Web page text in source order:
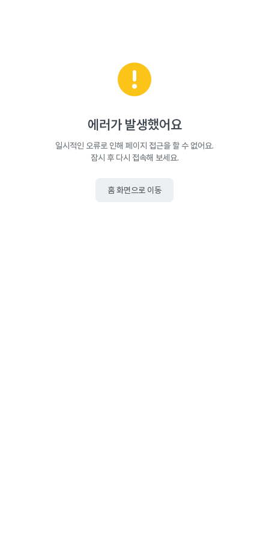
에러가 발생했어요
일시적인 오류로 인해 페이지 접근을 할 수 없어요.
잠시 후 다시 접속해 보세요.
홈 화면으로 이동